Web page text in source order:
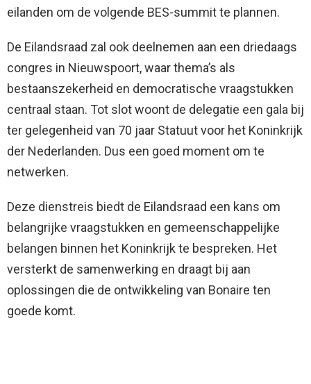
eilanden om de volgende BES-summit te plannen.
De Eilandsraad zal ook deelnemen aan een driedaags
congres in Nieuwspoort, waar thema’s als
bestaanszekerheid en democratische vraagstukken
centraal staan. Tot slot woont de delegatie een gala bij
ter gelegenheid van 70 jaar Statuut voor het Koninkrijk
der Nederlanden. Dus een goed moment om te
netwerken.
Deze dienstreis biedt de Eilandsraad een kans om
belangrijke vraagstukken en gemeenschappelijke
belangen binnen het Koninkrijk te bespreken. Het
versterkt de samenwerking en draagt bij aan
oplossingen die de ontwikkeling van Bonaire ten
goede komt.